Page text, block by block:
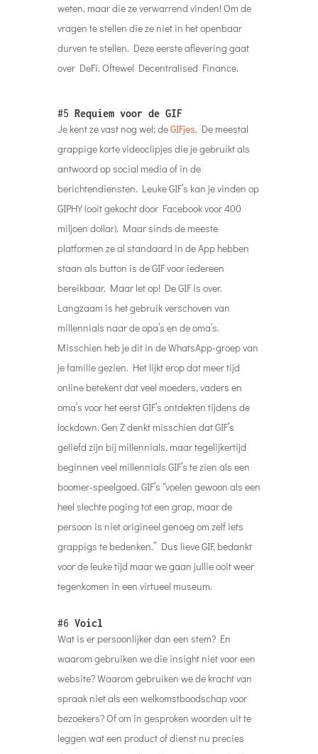
weten, maar die ze verwarrend vinden! Om de
vragen te stellen die ze niet in het openbaar
durven te stellen. Deze eerste aflevering gaat
over DeFi. Oftewel Decentralised Finance.
#5 Requiem voor de GIF
Je kent ze vast nog wel; deGIFjes. De meestal
grappige korte videoclipjes die je gebruikt als
antwoord op social media of in de
berichtendiensten. Leuke GIF’s kan je vinden op
GIPHY (ooit gekocht door Facebook voor 400
miljoen dollar). Maar sinds de meeste
platformen ze al standaard in de App hebben
staan als button is de GIF voor iedereen
bereikbaar. Maar let op! De GIF is over.
Langzaam is het gebruik verschoven van
millennials naar de opa’s en de oma’s.
Misschien heb je dit in de WhatsApp-groep van
je familie gezien. Het lijkt erop dat meer tijd
online betekent dat veel moeders, vaders en
oma’s voor het eerst GIF’s ontdekten tijdens de
lockdown. Gen Z denkt misschien dat GIF’s
geliefd zijn bij millennials, maar tegelijkertijd
beginnen veel millennials GIF’s te zien als een
boomer-speelgoed. GIF’s “voelen gewoon als een
heel slechte poging tot een grap, maar de
persoon is niet origineel genoeg om zelf iets
grappigs te bedenken.” Dus lieve GIF, bedankt
voor de leuke tijd maar we gaan jullie ooit weer
tegenkomen in een virtueel museum.
#6 Voicl
Wat is er persoonlijker dan een stem? En
waarom gebruiken we die insight niet voor een
website? Waarom gebruiken we de kracht van
spraak niet als een welkomstboodschap voor
bezoekers? Of om in gesproken woorden uit te
leggen wat een product of dienst nu precies